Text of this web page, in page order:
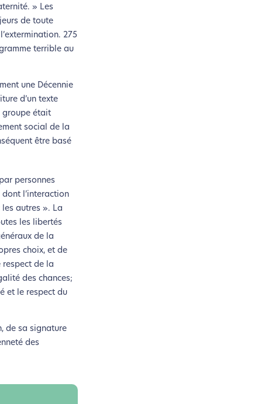
!
votre navigation, vous pouvez
acteur majeur de l’écoconception.
» Les
de toute
275
terrible au
une Décennie
d’un texte
groupe était
social de la
être basé
personnes
l’interaction
autres ». La
les libertés
de la
choix, et de
respect de la
des chances;
et le respect du
de sa signature
des